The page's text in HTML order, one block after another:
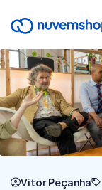
Vitor Peçanha